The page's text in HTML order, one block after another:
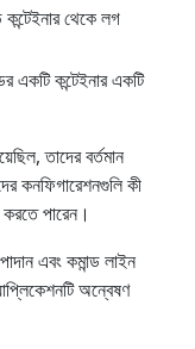
থেকে লগ
একটি কন্টেইনার একটি
তাদের বর্তমান
কনফিগারেশনগুলি কী
পারেন।
এবং কমান্ড লাইন
অন্বেষণ